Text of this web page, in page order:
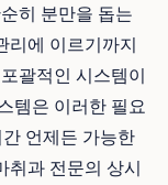
히 분만을 돕는
리에 이르기까지
괄적인 시스템이
템은 이러한 필요
언제든 가능한
취과 전문의 상시